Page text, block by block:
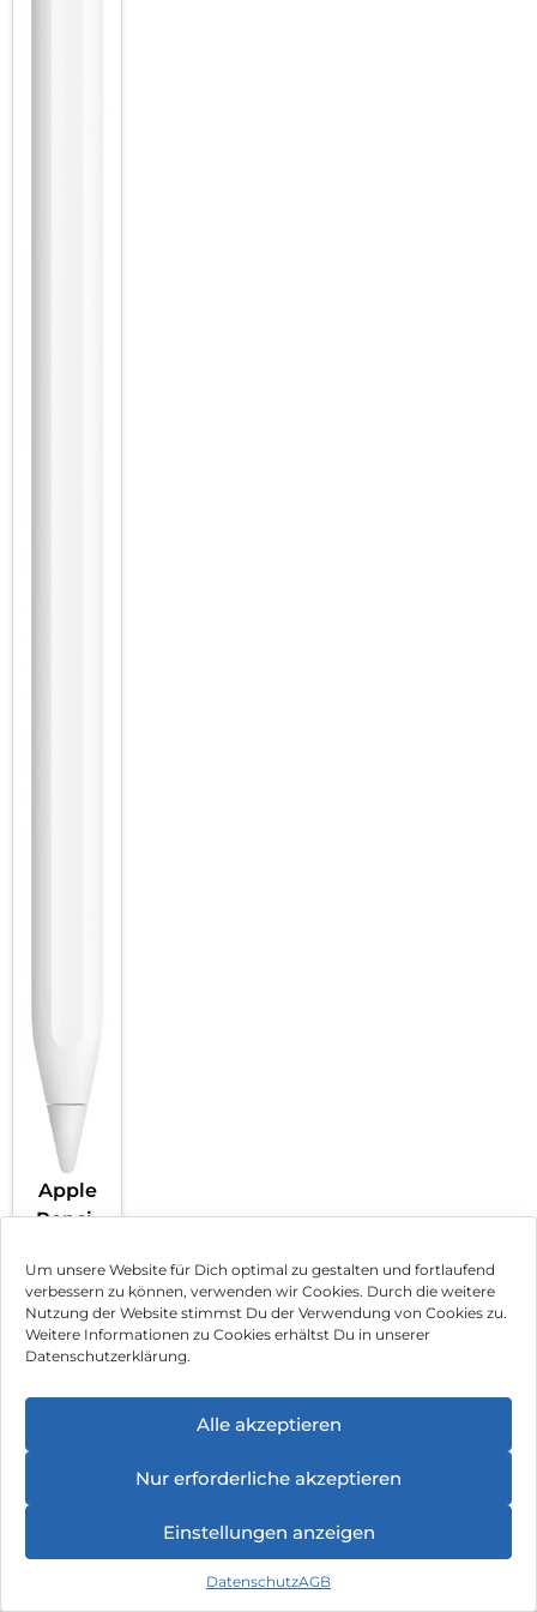
Um unsere Website für Dich optimal zu gestalten und fortlaufend
verbessern zu können, verwenden wir Cookies. Durch die weitere
Nutzung der Website stimmst Du der Verwendung von Cookies zu.
Weitere Informationen zu Cookies erhältst Du in unserer
Datenschutzerklärung.
Alle akzeptieren
Nur erforderliche akzeptieren
Einstellungen anzeigen
DatenschutzAGB
Apple
Pencil
Weiß
inkl. MwSt.
Mehr
erfahren